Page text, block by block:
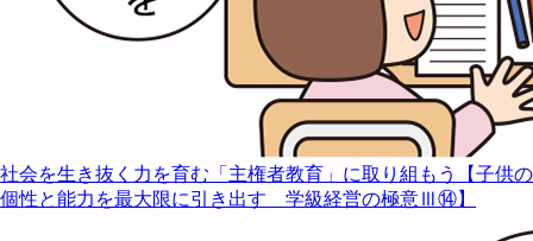
社会を生き抜く力を育む「主権者教育」に取り組もう【子供の
個性と能力を最大限に引き出す 学級経営の極意Ⅲ⑭】